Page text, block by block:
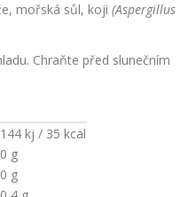
mořská sůl, koji (Aspergillus
Chraňte před slunečním
144 kj / 35 kcal
0 g
0 g